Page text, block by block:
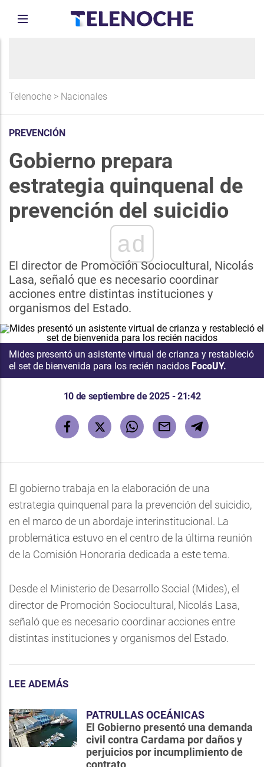
Telenoche > Nacionales
PREVENCIÓN
Gobierno prepara
estrategia quinquenal de
prevención del suicidio
ad
El director de Promoción Sociocultural, Nicolás
Lasa, señaló que es necesario coordinar
acciones entre distintas instituciones y
organismos del Estado.
Mides presentó un asistente virtual de crianza y restableció
el set de bienvenida para los recién nacidos FocoUY.
10 de septiembre de 2025 - 21:42
El gobierno trabaja en la elaboración de una
estrategia quinquenal para la prevención del suicidio,
en el marco de un abordaje interinstitucional. La
problemática estuvo en el centro de la última reunión
de la Comisión Honoraria dedicada a este tema.
Desde el Ministerio de Desarrollo Social (Mides), el
director de Promoción Sociocultural, Nicolás Lasa,
señaló que es necesario coordinar acciones entre
distintas instituciones y organismos del Estado.
LEE ADEMÁS
PATRULLAS OCEÁNICAS
El Gobierno presentó una demanda
civil contra Cardama por daños y
perjuicios por incumplimiento de
contrato